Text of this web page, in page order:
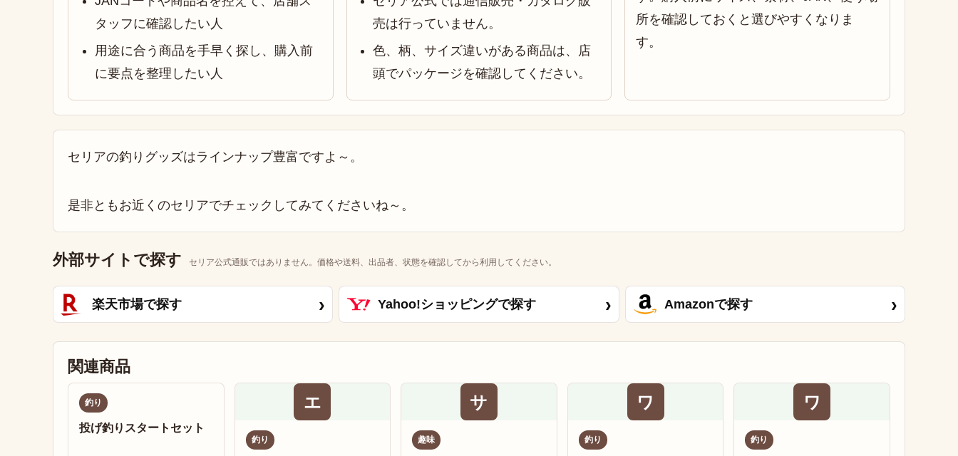
タッフに確認したい人
用途に合う商品を手早く探し、購入前
に要点を整理したい人
売は行っていません。
色、柄、サイズ違いがある商品は、店
頭でパッケージを確認してください。
所を確認しておくと選びやすくなりま
す。
セリアの釣りグッズはラインナップ豊富ですよ～。
是非ともお近くのセリアでチェックしてみてくださいね～。
外部サイトで探す セリア公式通販ではありません。価格や送料、出品者、状態を確認してから利用してください。
楽天市場で探す › Yahoo!ショッピングで探す › Amazonで探す ›
関連商品
釣り
投げ釣りスタートセット
エ
釣り
サ
趣味
ワ
釣り
ワ
釣り